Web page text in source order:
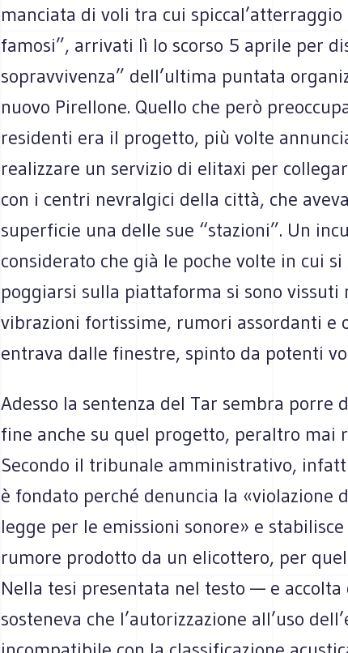
manciata di voli tra cui
famosi”, arrivati lì lo scorso 5 aprile per
sopravvivenza” dell’ultima puntata
nuovo Pirellone. Quello che però
residenti era il progetto, più volte
realizzare un servizio di elitaxi per
con i centri nevralgici della città, che
superficie una delle sue “stazioni”. Un
considerato che già le poche volte in cui
poggiarsi sulla piattaforma si sono vissuti
vibrazioni fortissime, rumori assordanti e
entrava dalle finestre, spinto da potenti
Adesso la sentenza del Tar sembra porre
fine anche su quel progetto, peraltro mai
Secondo il tribunale amministrativo,
è fondato perché denuncia la «violazione
legge per le emissioni sonore» e
rumore prodotto da un elicottero, per
Nella tesi presentata nel testo — e
sosteneva che l’autorizzazione all’uso